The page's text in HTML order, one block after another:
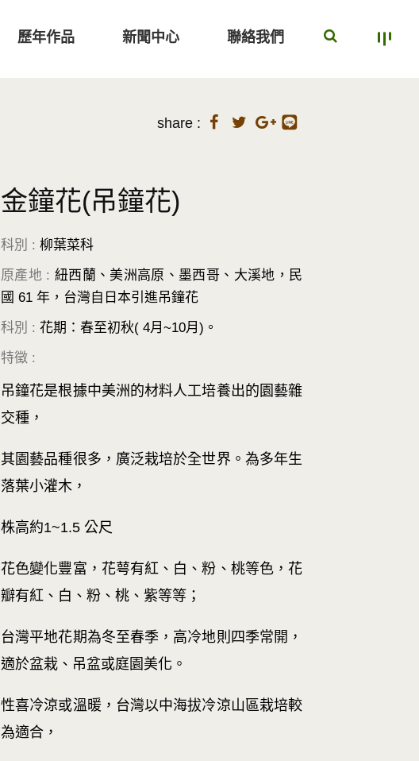
歷年作品 新聞中心 聯絡我們
share :
金鐘花(吊鐘花)
科別 : 柳葉菜科
原產地 : 紐西蘭、美洲高原、墨西哥、大溪地，民
國 61 年，台灣自日本引進吊鐘花
科別 : 花期：春至初秋( 4月~10月)。
特徵 :
吊鐘花是根據中美洲的材料人工培養出的園藝雜
交種，
其園藝品種很多，廣泛栽培於全世界。為多年生
落葉小灌木，
株高約1~1.5 公尺
花色變化豐富，花萼有紅、白、粉、桃等色，花
瓣有紅、白、粉、桃、紫等等；
台灣平地花期為冬至春季，高冷地則四季常開，
適於盆栽、吊盆或庭園美化。
性喜冷涼或溫暖，台灣以中海拔冷涼山區栽培較
為適合，